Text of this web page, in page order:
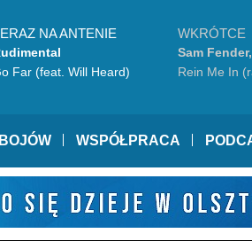
NA ANTENIE
Far (feat. Will Heard)
WKRÓTCE
Sam
Rein Me In
WSPÓŁPRACA